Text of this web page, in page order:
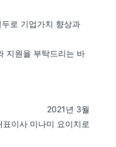
로 기업가치 향상과
지원을 부탁드리는 바
2021년 3월
표이사 미나미 요이치로